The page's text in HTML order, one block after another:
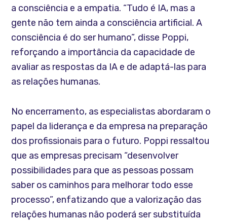
a consciência e a empatia. “Tudo é IA, mas a
gente não tem ainda a consciência artificial. A
consciência é do ser humano”, disse Poppi,
reforçando a importância da capacidade de
avaliar as respostas da IA e de adaptá-las para
as relações humanas.
No encerramento, as especialistas abordaram o
papel da liderança e da empresa na preparação
dos profissionais para o futuro. Poppi ressaltou
que as empresas precisam “desenvolver
possibilidades para que as pessoas possam
saber os caminhos para melhorar todo esse
processo”, enfatizando que a valorização das
relações humanas não poderá ser substituída